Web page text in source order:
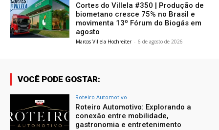
Cortes do Villela #350 | Produção de
biometano cresce 75% no Brasil e
movimenta 13º Fórum do Biogás em
agosto
Marcos Villela Hochreiter - 6 de agosto de 2026
VOCÊ PODE GOSTAR:
Roteiro Automotivo
Roteiro Automotivo: Explorando a
conexão entre mobilidade,
gastronomia e entretenimento